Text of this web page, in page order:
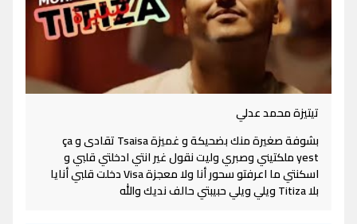
تيتيزة محمد عدلي
بشوفة صغيرة منك بضحيكة و غميزة Tsaisa تقادى و ça
yest ملكتيني وصبري وليت نقول غير انتي ادخلتي قلبي و
اسكنتي ما اعرفتو سحور أنا ولا معجزة Visa دخلت قلبي أنايا
بلا Titiza ويلي ويلي حبيبتي حالف نديك والله